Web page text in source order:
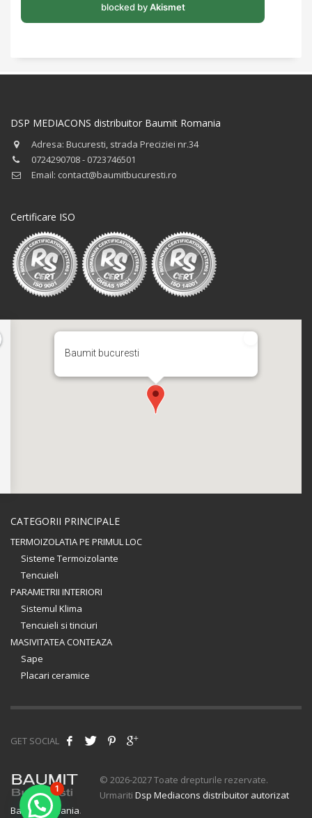
blocked byAkismet
DSP MEDIACONS distribuitor Baumit Romania
Adresa: Bucuresti, strada Preciziei nr.34
0724290708 - 0723746501
Email: contact@baumitbucuresti.ro
Certificare ISO
Baumit bucuresti
CATEGORII PRINCIPALE
TERMOIZOLATIA PE PRIMUL LOC
Sisteme Termoizolante
Tencuieli
PARAMETRII INTERIORI
Sistemul Klima
Tencuieli si tinciuri
MASIVITATEA CONTEAZA
Sape
Placari ceramice
GET SOCIAL
© 2026-2027 Toate drepturile rezervate.
Urmariti Dsp Mediacons distribuitor autorizat
Baumit Romania.
1